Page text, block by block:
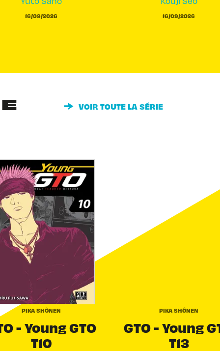
16/09/2026 16/09/2026
VOIR TOUTE LA SÉRIE
PIKA SHÔNEN
- Young GTO
T10
PIKA SHÔNEN
GTO - Young
T13